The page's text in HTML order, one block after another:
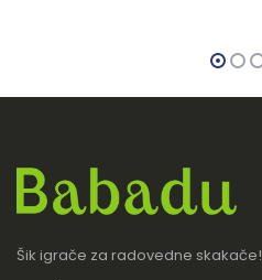
Šik igrače za radovedne skakače!